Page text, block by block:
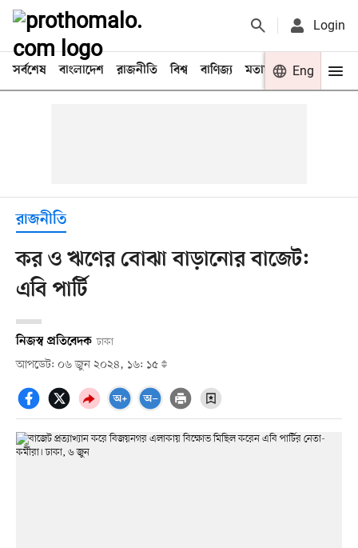
Login
সর্বশেষ বাংলাদেশ রাজনীতি বিশ্ব বাণিজ্য মতামত খেলা
Eng
রাজনীতি
কর ও ঋণের বোঝা বাড়ানোর বাজেট:
এবি পার্টি
নিজস্ব প্রতিবেদক ঢাকা
আপডেট: ০৬ জুন ২০২৪, ১৬: ১৫